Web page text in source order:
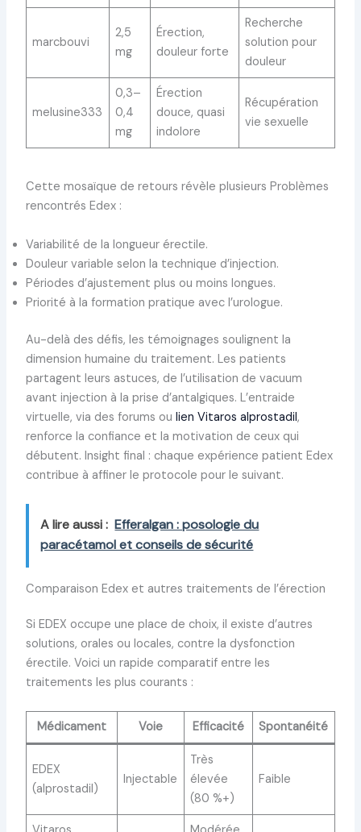
marcbouvi
2,5
mg
Érection,
douleur forte
Recherche
solution pour
douleur
melusine333
0,3–
0,4
mg
Érection
douce, quasi
indolore
Récupération
vie sexuelle
Cette mosaïque de retours révèle plusieurs Problèmes
rencontrés Edex :
Variabilité de la longueur érectile.
Douleur variable selon la technique d’injection.
Périodes d’ajustement plus ou moins longues.
Priorité à la formation pratique avec l’urologue.
Au-delà des défis, les témoignages soulignent la
dimension humaine du traitement. Les patients
partagent leurs astuces, de l’utilisation de vacuum
avant injection à la prise d’antalgiques. L’entraide
virtuelle, via des forums ou lien Vitaros alprostadil,
renforce la confiance et la motivation de ceux qui
débutent. Insight final : chaque expérience patient Edex
contribue à affiner le protocole pour le suivant.
A lire aussi : Efferalgan : posologie du
paracétamol et conseils de sécurité
Comparaison Edex et autres traitements de l’érection
Si EDEX occupe une place de choix, il existe d’autres
solutions, orales ou locales, contre la dysfonction
érectile. Voici un rapide comparatif entre les
traitements les plus courants :
Médicament Voie Efficacité Spontanéité
EDEX
(alprostadil)
Injectable
Très
élevée
(80 %+)
Faible